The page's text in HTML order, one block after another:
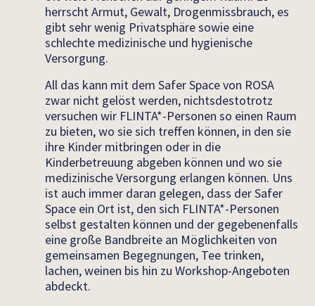
herrscht Armut, Gewalt, Drogenmissbrauch, es
gibt sehr wenig Privatsphäre sowie eine
schlechte medizinische und hygienische
Versorgung.
All das kann mit dem Safer Space von ROSA
zwar nicht gelöst werden, nichtsdestotrotz
versuchen wir FLINTA*-Personen so einen Raum
zu bieten, wo sie sich treffen können, in den sie
ihre Kinder mitbringen oder in die
Kinderbetreuung abgeben können und wo sie
medizinische Versorgung erlangen können. Uns
ist auch immer daran gelegen, dass der Safer
Space ein Ort ist, den sich FLINTA*-Personen
selbst gestalten können und der gegebenenfalls
eine große Bandbreite an Möglichkeiten von
gemeinsamen Begegnungen, Tee trinken,
lachen, weinen bis hin zu Workshop-Angeboten
abdeckt.